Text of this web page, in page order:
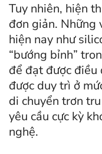
Tuy nhiên, hiện
đơn giản. Những
hiện nay như
“bướng bỉnh”
để đạt được điều
được duy trì ở
di chuyển trơn
yêu cầu cực kỳ
nghệ.